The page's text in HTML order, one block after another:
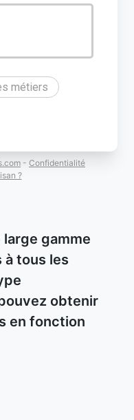
métiers
- Confidentialité
?
gamme
à tous les
obtenir
en fonction